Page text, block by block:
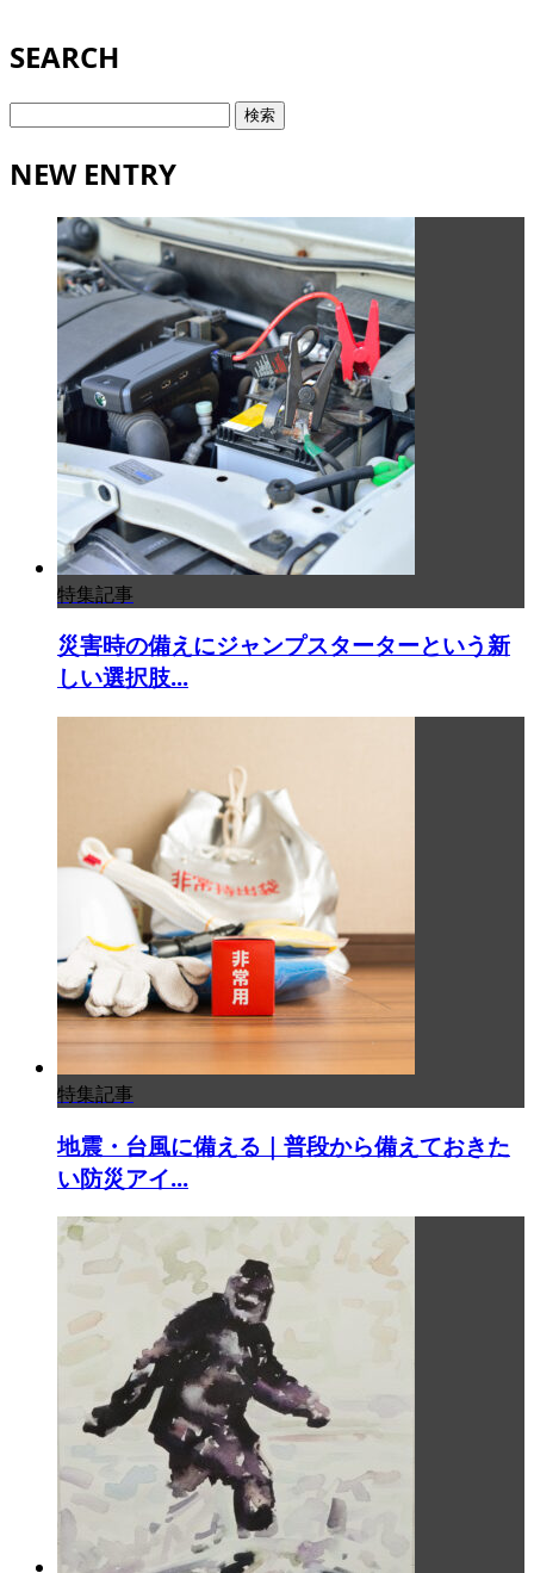
SEARCH
検
NEW ENTRY
特集記事
災害時の備えにジャンプスターターという新
しい選択肢...
特集記事
地震・台風に備える｜普段から備えておきた
い防災アイ...